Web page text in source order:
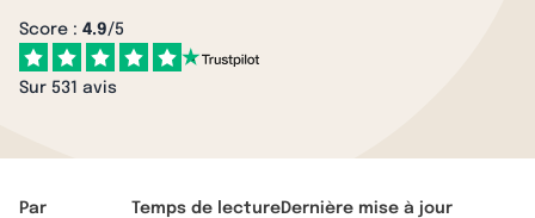
Score : 4.9/5
Sur 531 avis
Par Temps de lectureDernière mise à jour